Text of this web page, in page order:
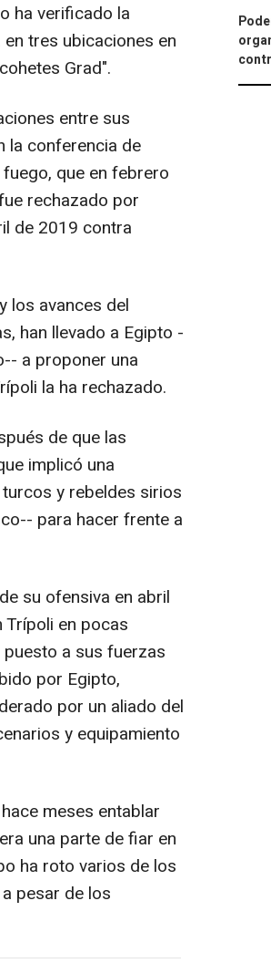
ha verificado la
tres ubicaciones en
Grad".
entre sus
la conferencia de
que en febrero
rechazado por
de 2019 contra
los avances del
han llevado a Egipto -
a proponer una
la ha rechazado.
de que las
implicó una
y rebeldes sirios
para hacer frente a
su ofensiva en abril
en pocas
a sus fuerzas
por Egipto,
por un aliado del
y equipamiento
meses entablar
una parte de fiar en
ha roto varios de los
pesar de los